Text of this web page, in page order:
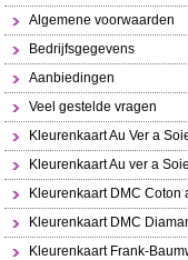
Algemene voorwaarden
Bedrijfsgegevens
Aanbiedingen
Veel gestelde vragen
Kleurenkaart Au Ver a
Kleurenkaart Au ver a
Kleurenkaart DMC Coton
Kleurenkaart DMC
Kleurenkaart Frank-